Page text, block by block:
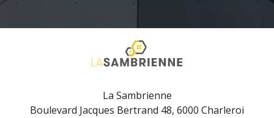
La Sambrienne
Boulevard Jacques Bertrand 48, 6000 Charleroi